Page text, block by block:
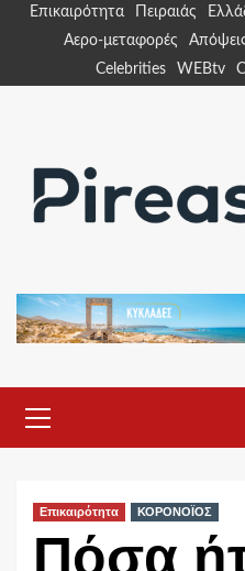
Επικαιρότητα Πειραιάς
Αερο-μεταφορές
Celebrities
WEBtv
Menu
Επικαιρότητα ΚΟΡΟΝΟΪΟΣ
Πόσα